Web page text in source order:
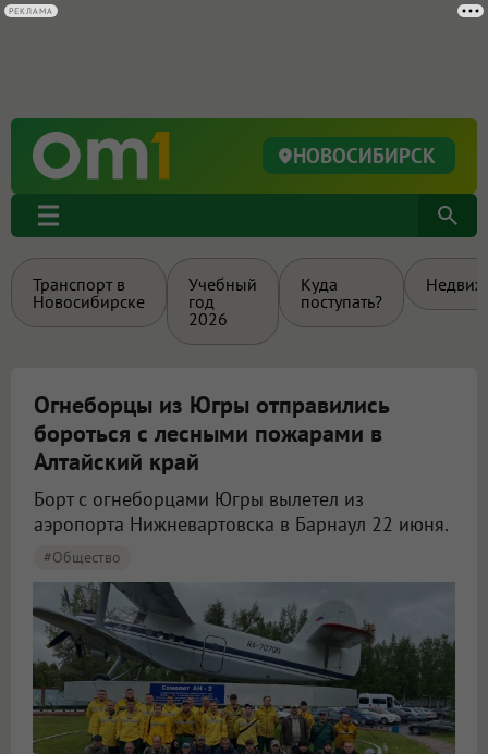
НОВОСИБИРСК
Транспорт в
Новосибирске
Учебный
год
2026
Куда
поступать?
Огнеборцы из Югры отправились
бороться с лесными пожарами в
Алтайский край
Борт с огнеборцами Югры вылетел из
аэропорта Нижневартовска в Барнаул 22 июня.
#Общество
РЕКЛАМА